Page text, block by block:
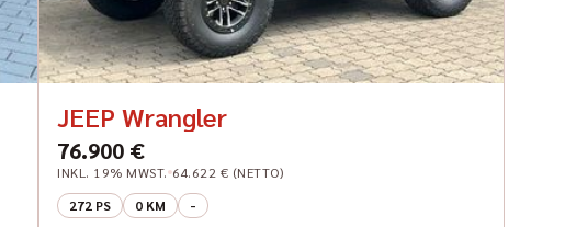
JEEP Wrangler
76.900 €
INKL. 19% MWST. 64.622 € (NETTO)
272 PS
0 KM -